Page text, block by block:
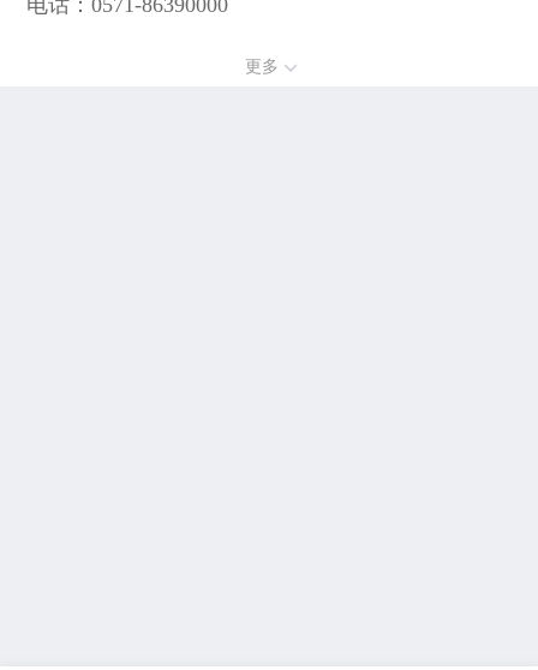
电话：0571-86390000
更多